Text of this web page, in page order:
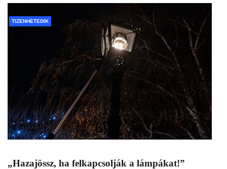
TIZENHETEDIK
„Hazajössz, ha felkapcsolják a lámpákat!”